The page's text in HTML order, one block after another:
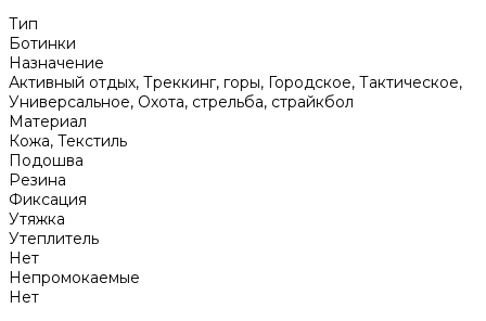
Тип
Ботинки
Назначение
Активный отдых, Треккинг, горы, Городское, Тактическое,
Универсальное, Охота, стрельба, страйкбол
Материал
Кожа, Текстиль
Подошва
Резина
Фиксация
Утяжка
Утеплитель
Нет
Непромокаемые
Нет